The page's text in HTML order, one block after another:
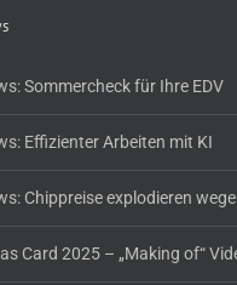
Sommercheck für Ihre EDV
Effizienter Arbeiten mit KI
Chippreise explodieren
Card 2025 – „Making of“